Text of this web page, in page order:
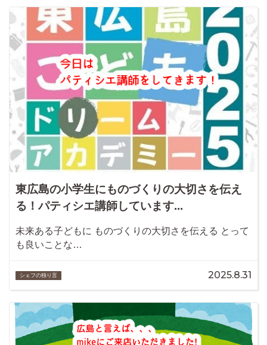
東広島の小学生にものづくりの大切さを伝え
る！パティシエ講師しています...
未来ある子どもに ものづくりの大切さを伝える とって
も良いことな…
シェフの独り言 2025.8.31